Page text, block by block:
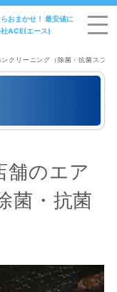
おまかせ！ 最安値に
ACE(エース)
クリーニング（除菌・抗菌スプレ
舗のエア
菌・抗菌